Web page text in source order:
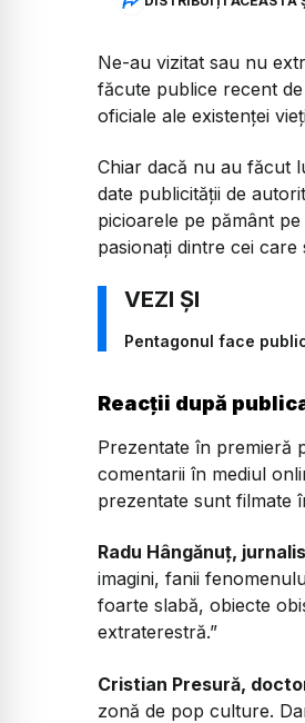
Ne-au vizitat sau nu
făcute publice recent
oficiale ale existenței
Chiar dacă nu au făcut
date publicității de
picioarele pe pământ
pasionați dintre cei
Pentagonul face
Reacții după
Prezentate în premieră
comentarii în mediul
prezentate sunt filmate
Radu Hângănuț,
imagini, fanii
foarte slabă, obiecte
extraterestră.”
Cristian Presură,
zonă de pop culture.